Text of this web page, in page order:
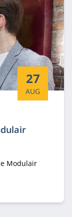
Startdatum:
27
AUG
Modulair